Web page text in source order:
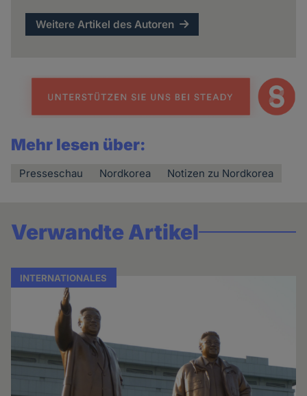
Weitere Artikel des Autoren
Mehr lesen über:
Presseschau Nordkorea Notizen zu Nordkorea
Verwandte Artikel
INTERNATIONALES